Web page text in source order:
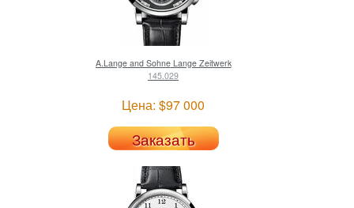
A.Lange and SohneLange Zeitwerk
145.029
Цена: $97 000
Заказать